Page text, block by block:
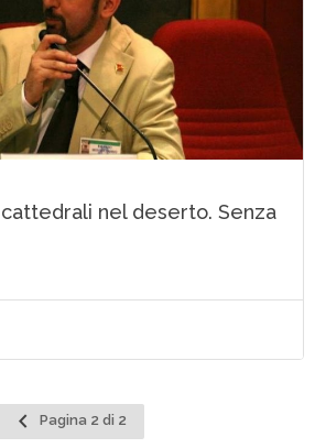
nel deserto. Senza
Pagina
precedente
Pagina 2 di 2